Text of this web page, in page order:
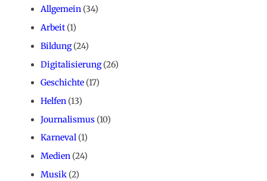
Allgemein (34)
Arbeit(1)
Bildung(24)
Digitalisierung(26)
Geschichte (17)
Helfen (13)
Journalismus (10)
Karneval (1)
Medien (24)
Musik (2)